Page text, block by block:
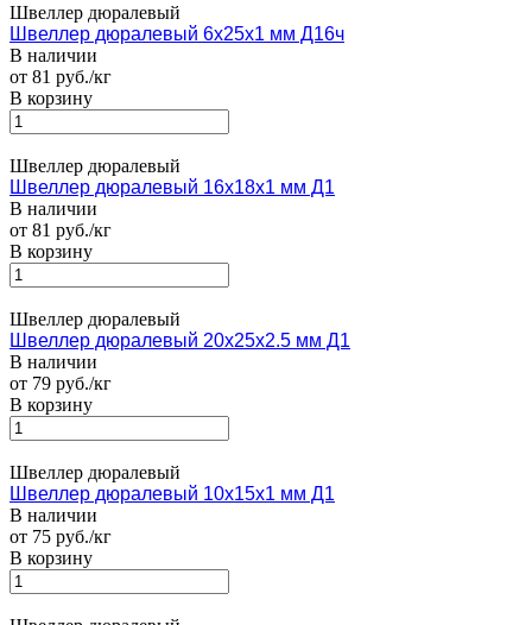
Швеллер дюралевый
Швеллер дюралевый 6х25х1 мм Д16ч
В наличии
от 81 руб./кг
В корзину
Швеллер дюралевый
Швеллер дюралевый 16х18х1 мм Д1
В наличии
от 81 руб./кг
В корзину
Швеллер дюралевый
Швеллер дюралевый 20х25х2.5 мм Д1
В наличии
от 79 руб./кг
В корзину
Швеллер дюралевый
Швеллер дюралевый 10х15х1 мм Д1
В наличии
от 75 руб./кг
В корзину